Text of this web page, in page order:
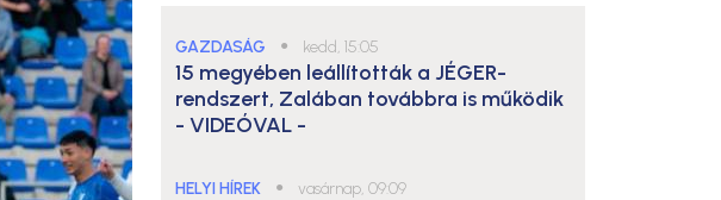
GAZDASÁG ● kedd, 15:05
15 megyében leállították a JÉGER-
rendszert, Zalában továbbra is működik
- VIDEÓVAL -
HELYI HÍREK ● vasárnap, 09:09